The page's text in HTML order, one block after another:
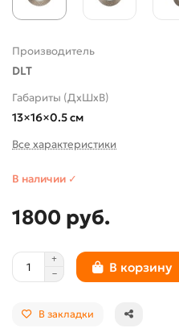
Производитель
DLT
Габариты (ДхШхВ)
13×16×0.5 см
Все характеристики
В наличии ✓
1800 руб.
В корзину
В закладки